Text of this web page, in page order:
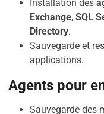
Installation des
Exchange,SQL
Directory.
Sauvegarde et
applications.
Agents pour
Sauvegarde des